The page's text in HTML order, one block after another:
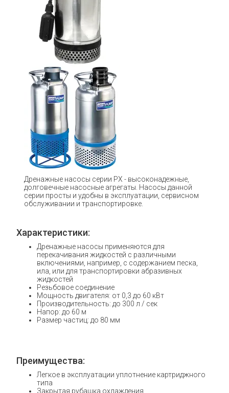
Дренажные насосы серии РХ - высоконадежные,
долговечные насосные агрегаты. Насосы данной
серии просты и удобны в эксплуатации, сервисном
обслуживании и транспортировке.
Характеристики:
Дренажные насосы применяются для
перекачивания жидкостей с различными
включениями, например, с содержанием песка,
ила, или для транспортировки абразивных
жидкостей
Резьбовое соединение
Мощность двигателя: от 0,3 до 60 кВт
Производительность: до 300 л / сек
Напор: до 60 м
Размер частиц: до 80 мм
Преимущества:
Легкое в эксплуатации уплотнение картриджного
типа
Закрытая рубашка охлаждения